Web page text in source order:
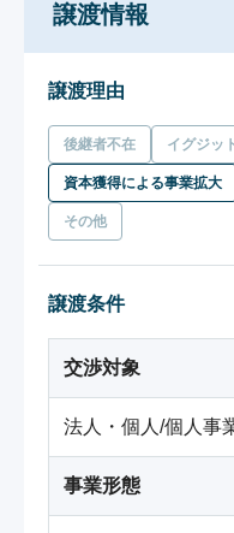
譲渡情報
譲渡理由
後継者不在 イグジッ
資本獲得による事業拡大
その他
譲渡条件
交渉対象
法人・個人/個人事
事業形態